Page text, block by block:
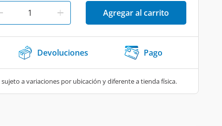
Agregar al carrito
Devoluciones Pago
a variaciones por ubicación y diferente a tienda física.